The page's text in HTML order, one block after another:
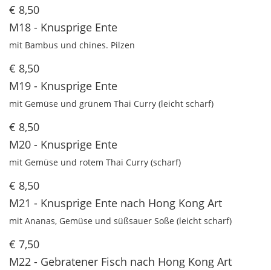
€ 8,50
M18 - Knusprige Ente
mit Bambus und chines. Pilzen
€ 8,50
M19 - Knusprige Ente
mit Gemüse und grünem Thai Curry (leicht scharf)
€ 8,50
M20 - Knusprige Ente
mit Gemüse und rotem Thai Curry (scharf)
€ 8,50
M21 - Knusprige Ente nach Hong Kong Art
mit Ananas, Gemüse und süßsauer Soße (leicht scharf)
€ 7,50
M22 - Gebratener Fisch nach Hong Kong Art